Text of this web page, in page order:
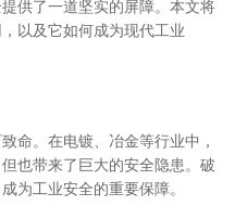
供了一道坚实的屏障。本文将
以及它如何成为现代工业
命。在电镀、冶金等行业中，
也带来了巨大的安全隐患。破
为工业安全的重要保障。